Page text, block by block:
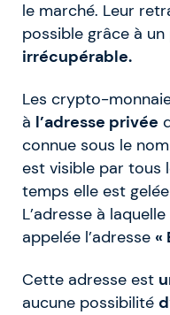
le marché. Leur
possible grâce à un
irrécupérable.
Les crypto-
à l’adresse privée
connue sous le
est visible par tous
temps elle est
L’adresse à
appelée l’adresse «
Cette adresse est
aucune possibilité